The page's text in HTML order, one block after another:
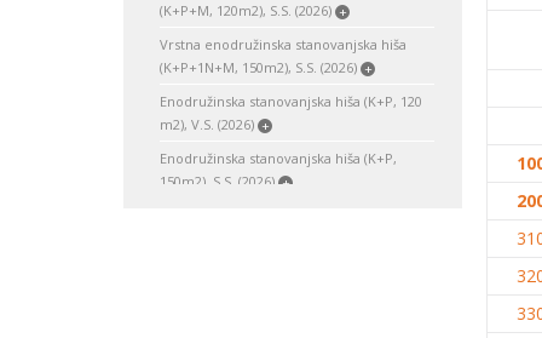
(K+P+M, 120m2), S.S. (2026) +
Vrstna enodružinska stanovanjska hiša
(K+P+1N+M, 150m2), S.S. (2026) +
Enodružinska stanovanjska hiša (K+P, 120
m2), V.S. (2026) +
Enodružinska stanovanjska hiša (K+P,
150m2), S.S. (2026) +